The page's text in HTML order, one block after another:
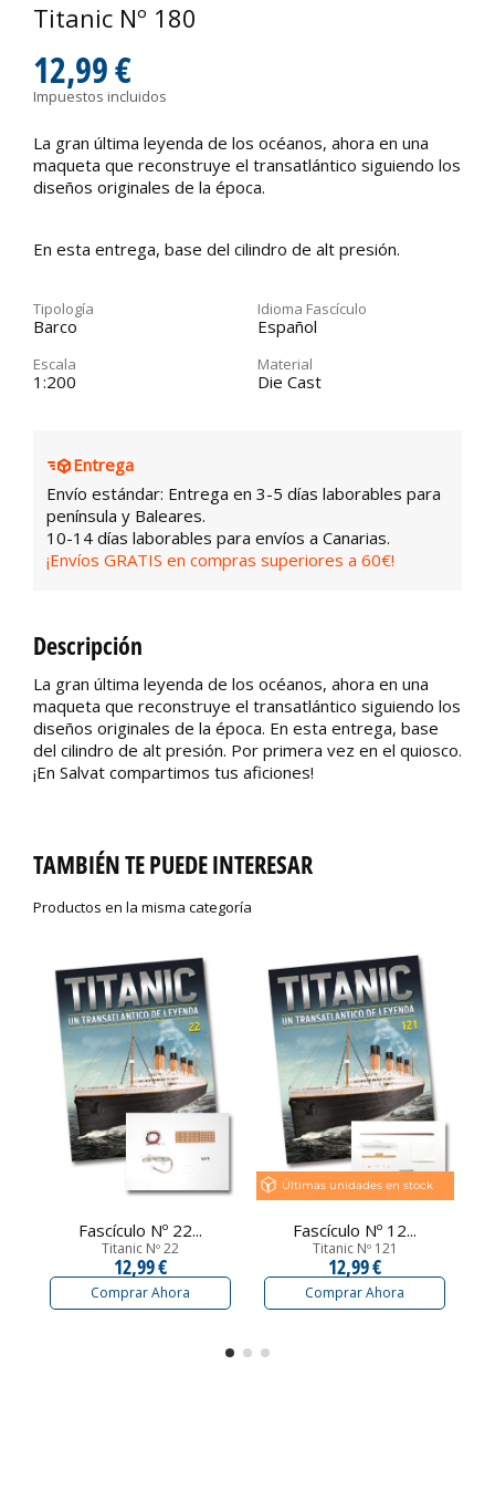
Titanic Nº 180
12,99 €
Impuestos incluidos
La gran última leyenda de los océanos, ahora en una
maqueta que reconstruye el transatlántico siguiendo los
diseños originales de la época.
En esta entrega, base del cilindro de alt presión.
Tipología
Barco
Idioma Fascículo
Español
Escala
1:200
Material
Die Cast
Entrega
Envío estándar: Entrega en 3-5 días laborables para
península y Baleares.
10-14 días laborables para envíos a Canarias.
¡Envíos GRATIS en compras superiores a 60€!
Descripción
La gran última leyenda de los océanos, ahora en una
maqueta que reconstruye el transatlántico siguiendo los
diseños originales de la época. En esta entrega, base
del cilindro de alt presión. Por primera vez en el quiosco.
¡En Salvat compartimos tus aficiones!
TAMBIÉN TE PUEDE INTERESAR
Productos en la misma categoría
Fascículo Nº 22...
Titanic Nº 22
12,99 €
Comprar Ahora
Últimas unidades en stock
Fascículo Nº 12...
Titanic Nº 121
12,99 €
Comprar Ahora